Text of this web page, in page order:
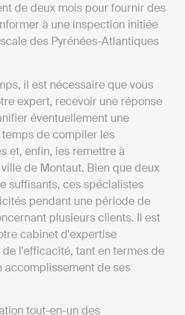
de deux mois pour fournir des
à une inspection initiée
des Pyrénées-Atlantiques
il est nécessaire que vous
expert, recevoir une réponse
éventuellement une
de compiler les
et, enfin, les remettre à
de Montaut. Bien que deux
suffisants, ces spécialistes
pendant une période de
plusieurs clients. Il est
cabinet d'expertise
l'efficacité, tant en termes de
de ses